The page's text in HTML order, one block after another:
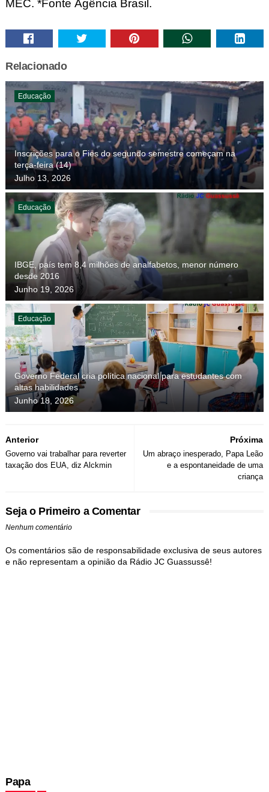
MEC. *Fonte Agência Brasil.
Relacionado
Educação
Inscrições para o Fies do segundo semestre começam na
terça-feira (14)
Julho 13, 2026
Educação
IBGE, país tem 8,4 milhões de analfabetos, menor número
desde 2016
Junho 19, 2026
Educação
Governo Federal cria política nacional para estudantes com
altas habilidades
Junho 18, 2026
Próxima
Um abraço inesperado, Papa Leão
e a espontaneidade de uma
criança
Anterior
Governo vai trabalhar para reverter
taxação dos EUA, diz Alckmin
Seja o Primeiro a Comentar
Nenhum comentário
Os comentários são de responsabilidade exclusiva de seus autores
e não representam a opinião da Rádio JC Guassussê!
Papa